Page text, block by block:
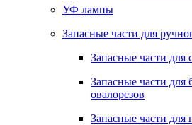
УФ лампы
Запасные части для
Запасные части для
Запасные части для
овалорезов
Запасные части для